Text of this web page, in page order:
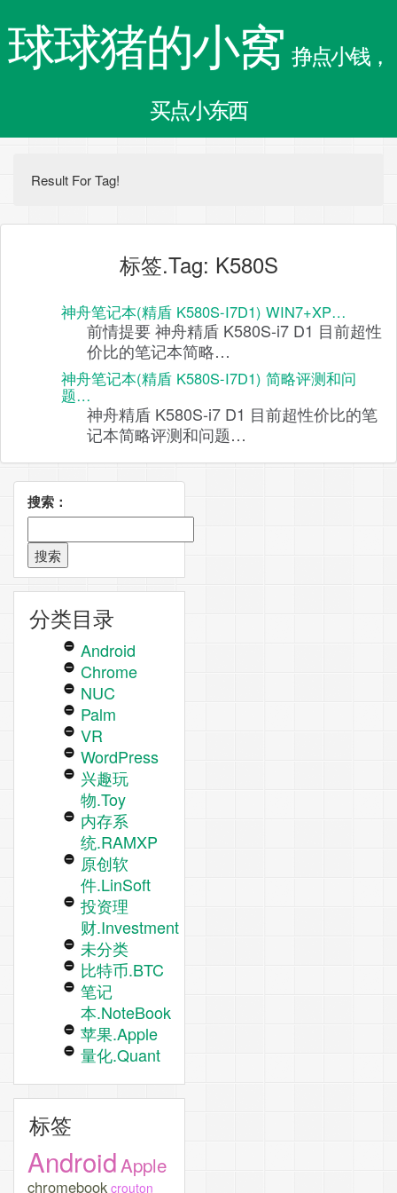
球球猪的小窝 挣点小钱，
买点小东西
Result For Tag!
标签.Tag: K580S
神舟笔记本(精盾 K580S-I7D1) WIN7+XP…
前情提要 神舟精盾 K580S-i7 D1 目前超性
价比的笔记本简略…
神舟笔记本(精盾 K580S-I7D1) 简略评测和问
题…
神舟精盾 K580S-i7 D1 目前超性价比的笔
记本简略评测和问题…
搜索：
分类目录
Android
Chrome
NUC
Palm
VR
WordPress
兴趣玩
物.Toy
内存系
统.RAMXP
原创软
件.LinSoft
投资理
财.Investment
未分类
比特币.BTC
笔记
本.NoteBook
苹果.Apple
量化.Quant
标签
Android Apple
chromebook crouton